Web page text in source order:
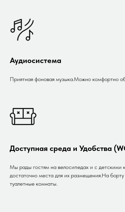
Аудиосистема
Приятная фоновая музыка.Можно комфортно
Доступная среда и Удобства
Мы рады гостям на велосипедах и с детскими
достаточно места для их размещения.На
туалетные комнаты.